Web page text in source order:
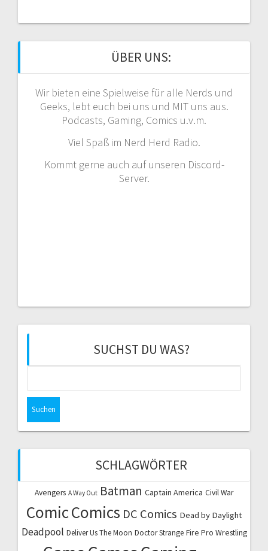
ÜBER UNS:
Wir bieten eine Spielweise für alle Nerds und
Geeks, lebt euch bei uns und MIT uns aus.
Podcasts, Gaming, Comics u.v.m.
Viel Spaß im Nerd Herd Radio.
Kommt gerne auch auf unseren Discord-
Server.
SUCHST DU WAS?
SCHLAGWÖRTER
Avengers A Way Out Batman Captain America Civil War
ComicComics DC Comics Dead by Daylight
Deadpool Deliver Us The Moon Doctor Strange Fire Pro Wrestling